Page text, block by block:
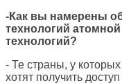
-Как вы намерены
технологий
технологий?
- Те страны, у
хотят получить